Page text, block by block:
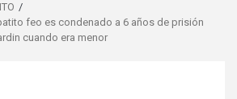
feo es condenado a 6 años de prisión
cuando era menor